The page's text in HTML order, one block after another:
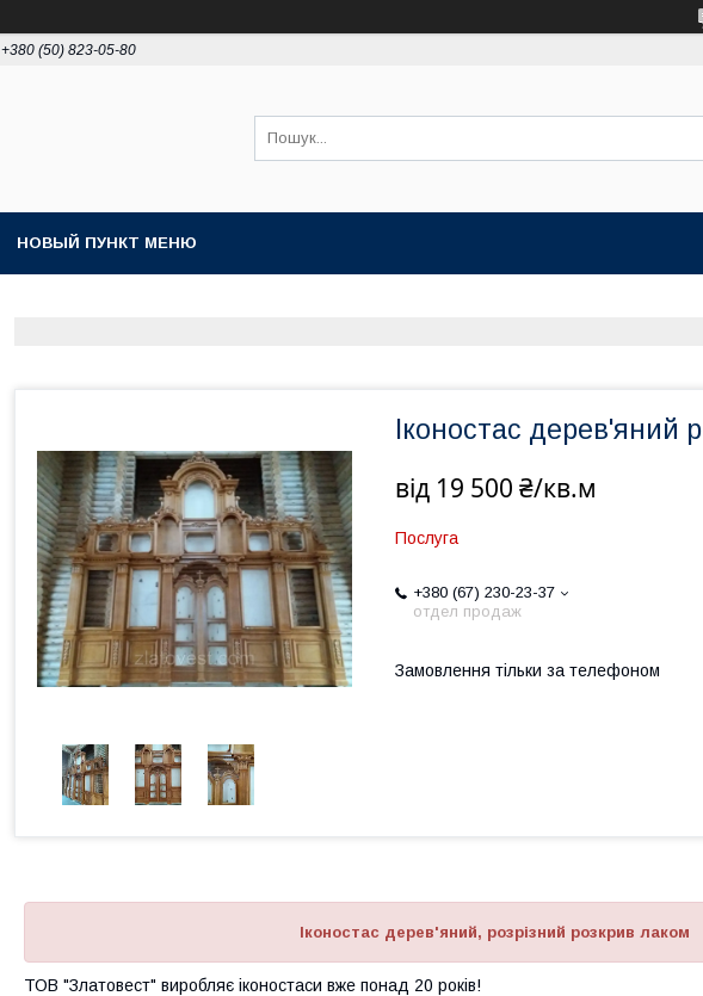
+380 (50) 823-05-80
НОВЫЙ ПУНКТ МЕНЮ
Іконостас дерев'яний
від 19 500 ₴/кв.м
Послуга
+380 (67) 230-23-37
отдел продаж
Замовлення тільки за телефоном
Іконостас дерев'яний, розрізний розкрив лаком
ТОВ "Златовест" виробляє іконостаси вже понад 20 років!